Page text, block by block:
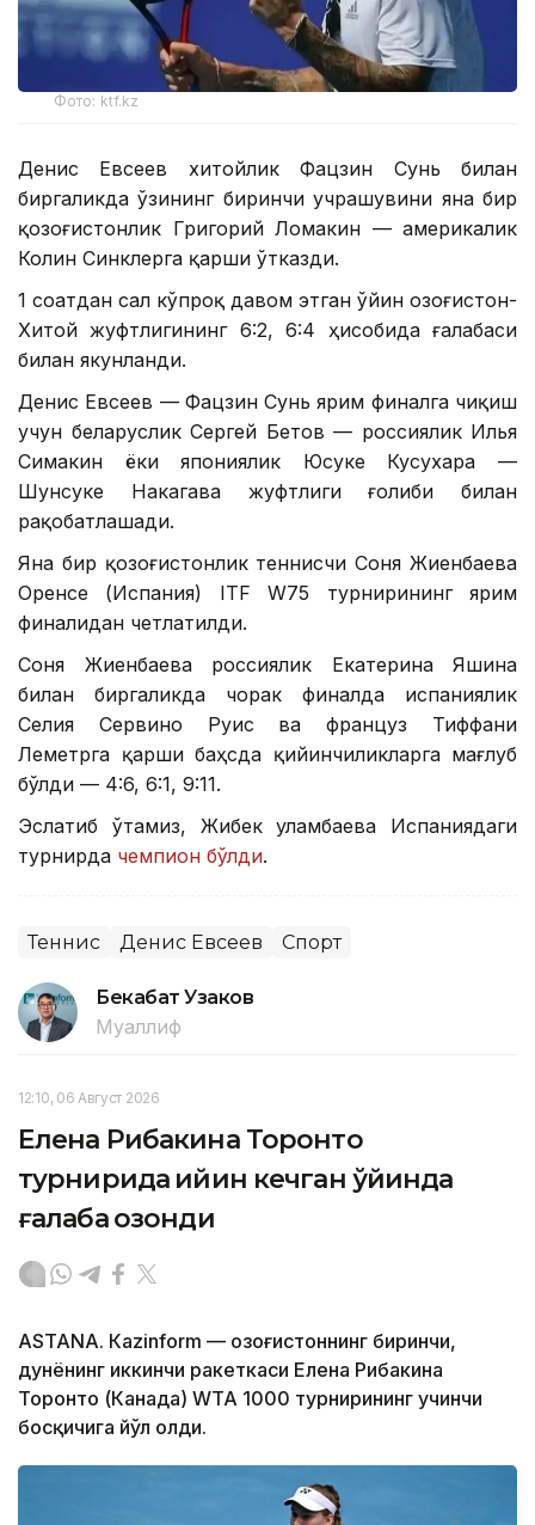
Фото: ktf.kz
Денис Евсеев хитойлик Фацзин Сунь билан
биргаликда ўзининг биринчи учрашувини яна бир
қозоғистонлик Григорий Ломакин — америкалик
Колин Синклерга қарши ўтказди.
1 соатдан сал кўпроқ давом этган ўйин Қозоғистон-
Хитой жуфтлигининг 6:2, 6:4 ҳисобида ғалабаси
билан якунланди.
Денис Евсеев — Фацзин Сунь ярим финалга чиқиш
учун беларуслик Сергей Бетов — россиялик Илья
Симакин ёки япониялик Юсуке Кусухара —
Шунсуке Накагава жуфтлиги ғолиби билан
рақобатлашади.
Яна бир қозоғистонлик теннисчи Соня Жиенбаева
Оренсе (Испания) ITF W75 турнирининг ярим
финалидан четлатилди.
Соня Жиенбаева россиялик Екатерина Яшина
билан биргаликда чорак финалда испаниялик
Селия Сервино Руис ва француз Тиффани
Леметрга қарши баҳсда қийинчиликларга мағлуб
бўлди — 4:6, 6:1, 9:11.
Эслатиб ўтамиз, Жибек Қуламбаева Испаниядаги
турнирда чемпион бўлди.
Теннис Денис Евсеев Спорт
Бекабат Узаков
Муаллиф
12:10, 06 Август 2026
Елена Рибакина Торонто
турнирида қийин кечган ўйинда
ғалаба қозонди
ASTANА. Кazinform — Қозоғистоннинг биринчи,
дунёнинг иккинчи ракеткаси Елена Рибакина
Торонто (Канада) WТА 1000 турнирининг учинчи
босқичига йўл олди.